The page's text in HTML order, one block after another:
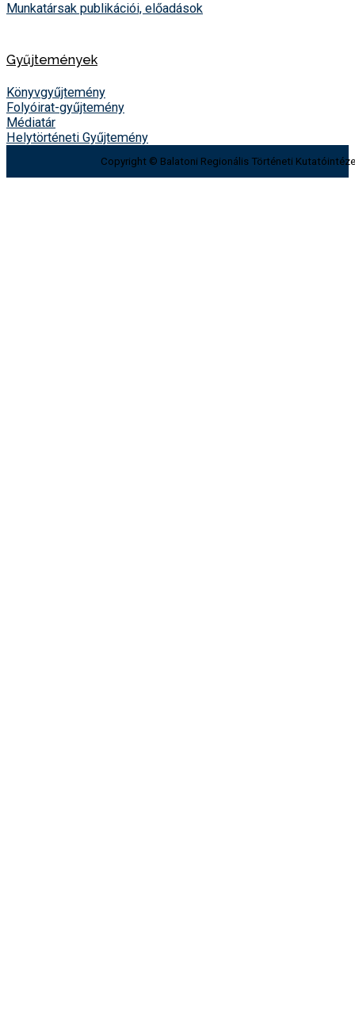
Munkatársak publikációi, előadások
Gyűjtemények
Könyvgyűjtemény
Folyóirat-gyűjtemény
Médiatár
Helytörténeti Gyűjtemény
Copyright © Balatoni Regionális Történeti